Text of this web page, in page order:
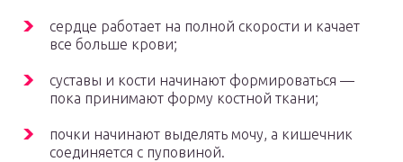
сердце работает на полной скорости и качает
все больше крови;
суставы и кости начинают формироваться —
пока принимают форму костной ткани;
почки начинают выделять мочу, а кишечник
соединяется с пуповиной.